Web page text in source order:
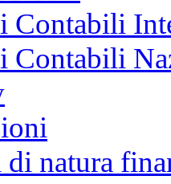
Contabili
Contabili
natura